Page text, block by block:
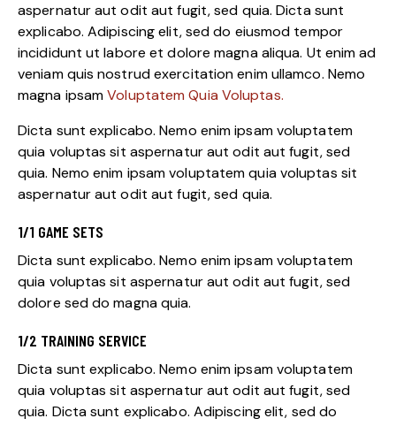
aspernatur aut odit aut fugit, sed quia. Dicta sunt
explicabo. Adipiscing elit, sed do eiusmod tempor
incididunt ut labore et dolore magna aliqua. Ut enim ad
veniam quis nostrud exercitation enim ullamco. Nemo
magna ipsamVoluptatem Quia Voluptas.
Dicta sunt explicabo. Nemo enim ipsam voluptatem
quia voluptas sit aspernatur aut odit aut fugit, sed
quia. Nemo enim ipsam voluptatem quia voluptas sit
aspernatur aut odit aut fugit, sed quia.
1/1 GAME SETS
Dicta sunt explicabo. Nemo enim ipsam voluptatem
quia voluptas sit aspernatur aut odit aut fugit, sed
dolore sed do magna quia.
1/2 TRAINING SERVICE
Dicta sunt explicabo. Nemo enim ipsam voluptatem
quia voluptas sit aspernatur aut odit aut fugit, sed
quia. Dicta sunt explicabo. Adipiscing elit, sed do